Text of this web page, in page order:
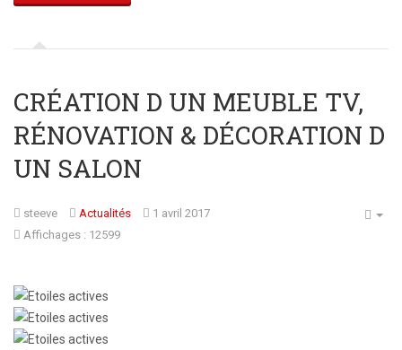
CRÉATION D UN MEUBLE TV,
RÉNOVATION & DÉCORATION D
UN SALON
steeve Actualités
1 avril 2017
Affichages : 12599
Note
utilisateur:5/5